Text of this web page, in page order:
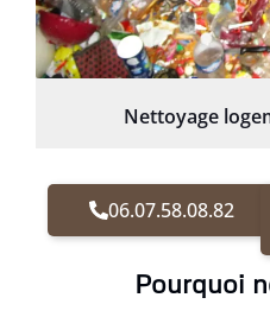
Nettoyage
06.07.58.08.82
Pourquoi